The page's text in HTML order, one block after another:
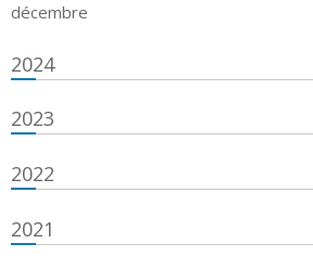
décembre
2024
2023
2022
2021